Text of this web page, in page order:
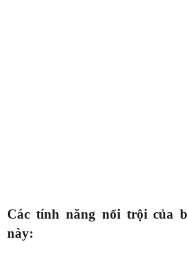
Các tính năng nổi trội của
này: